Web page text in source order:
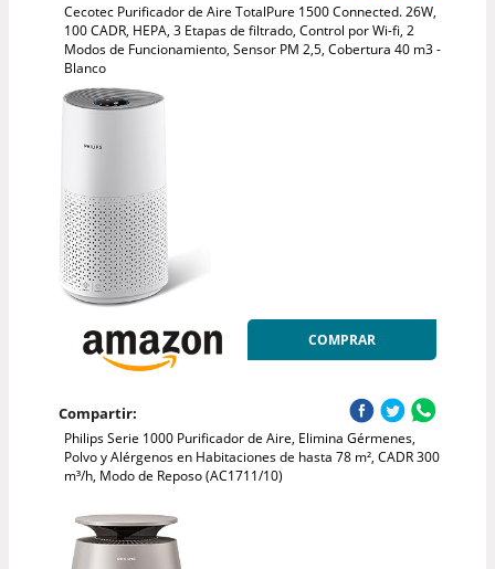
Cecotec Purificador de Aire TotalPure 1500 Connected. 26W,
100 CADR, HEPA, 3 Etapas de filtrado, Control por Wi-fi, 2
Modos de Funcionamiento, Sensor PM 2,5, Cobertura 40 m3 -
Blanco
COMPRAR
Compartir:
Philips Serie 1000 Purificador de Aire, Elimina Gérmenes,
Polvo y Alérgenos en Habitaciones de hasta 78 m², CADR 300
m³/h, Modo de Reposo (AC1711/10)